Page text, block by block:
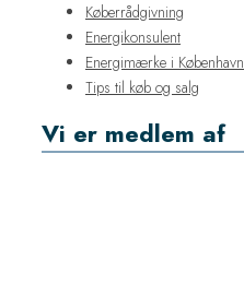
Køberrådgivning
Energikonsulent
Energimærke i København
Tips til køb og salg
Vi er medlem af